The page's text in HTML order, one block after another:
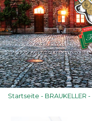
Startseite - BRAUKELLER -